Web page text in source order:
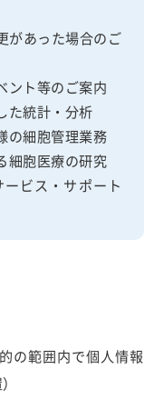
があった場合のご
ント等のご案内
た統計・分析
の細胞管理業務
細胞医療の研究
ビス・サポート
の範囲内で個人情報